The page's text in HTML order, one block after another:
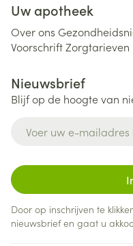
Uw apotheek
Over ons
VoorschriftZorgtarieven
Nieuwsbrief
Blijf op de hoogte van
Door op inschrijven te
nieuwsbrief en gaat u